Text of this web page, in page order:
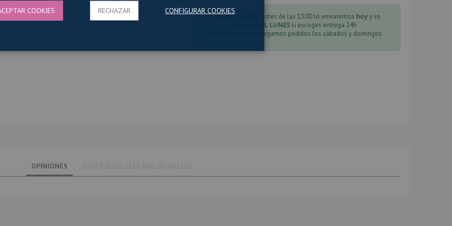
Si haces tu pedido antes de las 13:00 lo enviaremos hoyy se
EL LUNESsi escoges entrega 24h
No enviamos ni entregamos pedidos los sábados y domingos
OPINIONES
COOKIES RECHAZAR CONFIGURAR COOKIES